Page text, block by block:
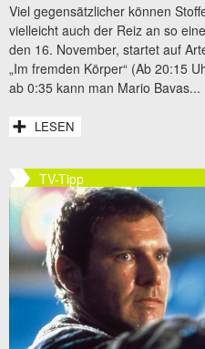
Viel gegensätzlicher können
vielleicht auch der Reiz an so
den 16. November, startet auf
„Im fremden Körper“ (Ab 20:15
ab 0:35 kann man Mario Bavas...
LESEN
TV-Tipp